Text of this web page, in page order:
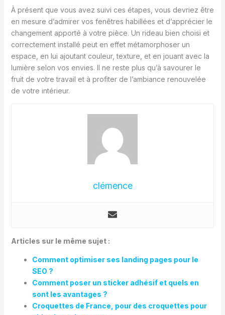
À présent que vous avez suivi ces étapes, vous devriez être
en mesure d’admirer vos fenêtres habillées et d’apprécier le
changement apporté à votre pièce. Un rideau bien choisi et
correctement installé peut en effet métamorphoser un
espace, en lui ajoutant couleur, texture, et en jouant avec la
lumière selon vos envies. Il ne reste plus qu’à savourer le
fruit de votre travail et à profiter de l’ambiance renouvelée
de votre intérieur.
clémence
Articles sur le même sujet :
Comment optimiser ses landing pages pour le
SEO ?
Comment poser un sticker adhésif et quels en
sont les avantages ?
Croquettes de France, pour des croquettes pour